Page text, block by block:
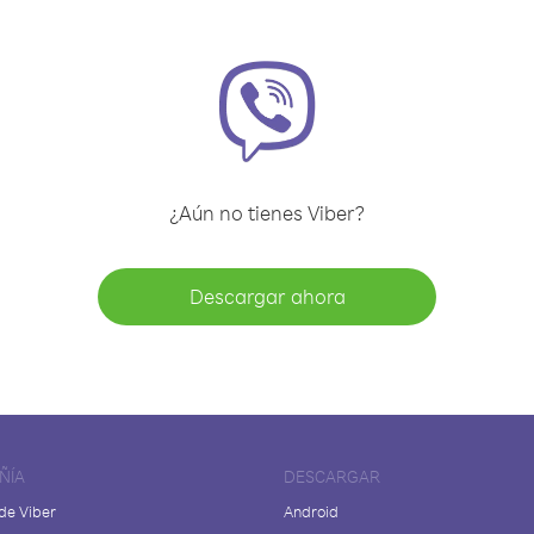
¿Aún no tienes Viber?
Descargar ahora
Viber
DESCARGAR
Android